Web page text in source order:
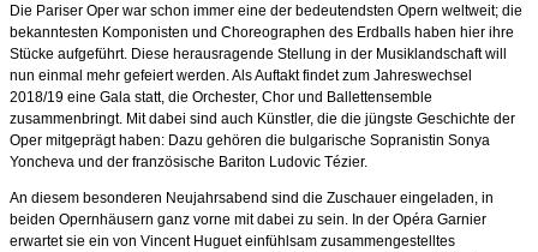
Die Pariser Oper war schon immer eine der bedeutendsten Opern weltweit; die
bekanntesten Komponisten und Choreographen des Erdballs haben hier ihre
Stücke aufgeführt. Diese herausragende Stellung in der Musiklandschaft will
nun einmal mehr gefeiert werden. Als Auftakt findet zum Jahreswechsel
2018/19 eine Gala statt, die Orchester, Chor und Ballettensemble
zusammenbringt. Mit dabei sind auch Künstler, die die jüngste Geschichte der
Oper mitgeprägt haben: Dazu gehören die bulgarische Sopranistin Sonya
Yoncheva und der französische Bariton Ludovic Tézier.
An diesem besonderen Neujahrsabend sind die Zuschauer eingeladen, in
beiden Opernhäusern ganz vorne mit dabei zu sein. In der Opéra Garnier
erwartet sie ein von Vincent Huguet einfühlsam zusammengestelltes